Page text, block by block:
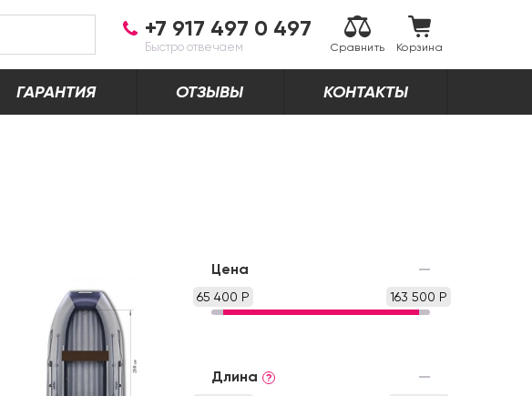
+7 917 497 0 497
Быстро отвечаем Сравнить Корзина
ГАРАНТИЯ ОТЗЫВЫ КОНТАКТЫ
Цена
65 400 Р 163 500 Р
Длина ?